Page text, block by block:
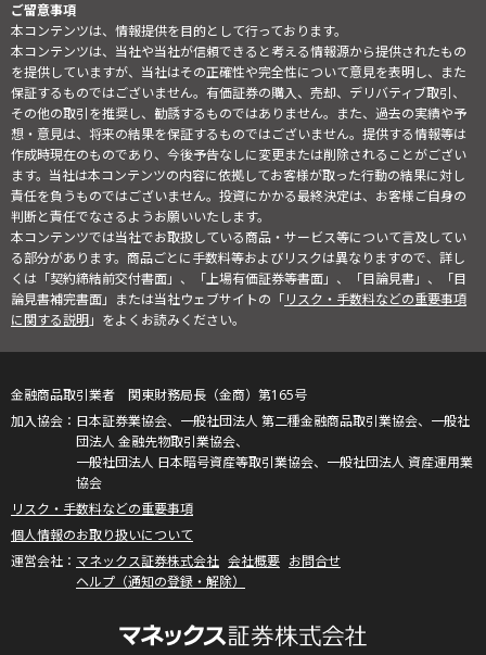
ご留意事項
本コンテンツは、情報提供を目的として行っております。
本コンテンツは、当社や当社が信頼できると考える情報源から提供されたもの
を提供していますが、当社はその正確性や完全性について意見を表明し、また
保証するものではございません。有価証券の購入、売却、デリバティブ取引、
その他の取引を推奨し、勧誘するものではありません。また、過去の実績や予
想・意見は、将来の結果を保証するものではございません。提供する情報等は
作成時現在のものであり、今後予告なしに変更または削除されることがござい
ます。当社は本コンテンツの内容に依拠してお客様が取った行動の結果に対し
責任を負うものではございません。投資にかかる最終決定は、お客様ご自身の
判断と責任でなさるようお願いいたします。
本コンテンツでは当社でお取扱している商品・サービス等について言及してい
る部分があります。商品ごとに手数料等およびリスクは異なりますので、詳し
くは「契約締結前交付書面」、「上場有価証券等書面」、「目論見書」、「目
論見書補完書面」または当社ウェブサイトの「リスク・手数料などの重要事項
に関する説明」をよくお読みください。
金融商品取引業者 関東財務局長（金商）第165号
日本証券業協会、一般社団法人 第二種金融商品取引業協会、一般社
団法人 金融先物取引業協会、
一般社団法人 日本暗号資産等取引業協会、一般社団法人 資産運用業
協会
リスク・手数料などの重要事項
個人情報のお取り扱いについて
マネックス証券株式会社 会社概要 お問合せ
ヘルプ（通知の登録・解除）